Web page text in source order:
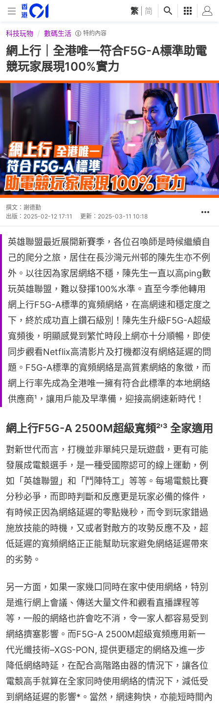
繁 简
科技玩物 數碼生活 特約內容
網上行｜全港唯一符合F5G-A標準助電
競玩家展現100%實力
撰文： 謝德勤
出版： 2025-02-12 17:11 更新： 2025-03-11 10:18
英雄聯盟最近展開新賽季，各位召喚師是時候繼續自
己的爬分之旅，居住在長沙灣元州邨的陳先生亦不例
外。以往因為家居網絡不穩，陳先生一直以高ping數
玩英雄聯盟，難以發揮100%水準。直至今季他轉用
網上行F5G-A標準的寬頻網絡，在高網速和穩定度之
下，終於成功直上鑽石級別！陳先生升級F5G-A超級
寬頻後，明顯感覺到繁忙時段上網亦十分順暢，即使
同步觀看Netflix高清影片及打機都沒有網絡延遲的問
題。F5G-A標準的寬頻網絡是高質素網絡的象徵，而
網上行率先成為全港唯一擁有符合此標準的本地網絡
供應商¹，讓用戶能及早準備，迎接高網速新時代！
網上行F5G-A 2500M超級寬頻²'³ 全家適用
對新世代而言，打機並非單純只是玩遊戲，更有可能
發展成電競選手，是一種受國際認可的線上運動，例
如「英雄聯盟」和「鬥陣特工」等等。每場電競比賽
分秒必爭，而即時判斷和反應更是玩家必備的條件，
有時候正因為網絡延遲的零點幾秒，而令到玩家錯過
施放技能的時機，又或者對敵方的攻勢反應不及，超
低延遲的寬頻網絡正正能幫助玩家避免網絡延遲帶來
的劣勢。
另一方面，如果一家幾口同時在家中使用網絡，特別
是進行網上會議、傳送大量文件和觀看直播課程等
等，一般的網絡也許會吃不消，令一家人都容易受到
網絡擠塞影響。而F5G-A 2500M超級寬頻應用新一
代光纖技術–XGS-PON, 提供更穩定的網絡及進一步
降低網絡時延，在配合高階路由器的情況下，讓各位
電競高手就算在全家同時使用網絡的情況下，減低受
到網絡延遲的影響*。當然，網速夠快，亦能短時間內